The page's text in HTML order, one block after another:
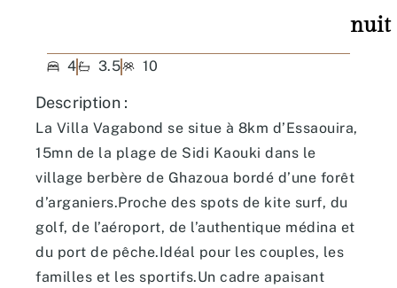
nuit
4 3.5 10
Description :
La Villa Vagabond se situe à 8km d’Essaouira,
15mn de la plage de Sidi Kaouki dans le
village berbère de Ghazoua bordé d’une forêt
d’arganiers.Proche des spots de kite surf, du
golf, de l’aéroport, de l’authentique médina et
du port de pêche.Idéal pour les couples, les
familles et les sportifs.Un cadre apaisant